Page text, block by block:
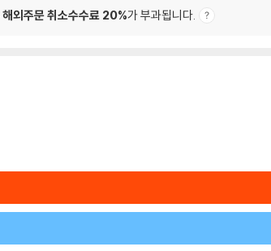
해외주문 취소수수료 20%가 부과됩니다.